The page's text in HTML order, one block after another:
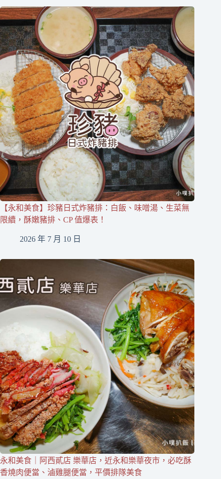
【永和美食】珍豬日式炸豬排：白飯、味噌湯、生菜無
限續，酥嫩豬排、CP 值爆表！
2026 年 7 月 10 日
永和美食｜阿西貳店 樂華店，近永和樂華夜市，必吃酥
香燒肉便當、滷雞腿便當，平價排隊美食